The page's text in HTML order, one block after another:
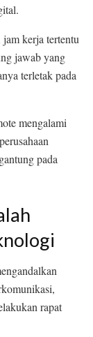
kerja tertentu
jawab yang
terletak pada
mengalami
pada
rapat